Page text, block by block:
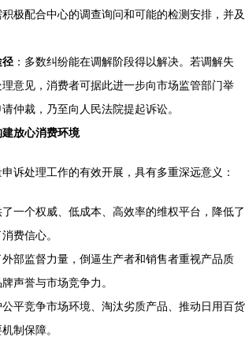
积极配合中心的调查询问和可能的检测安排，并及
径 ：多数纠纷能在调解阶段得以解决。若调解失
意见，消费者可据此进一步向市场监管部门举
仲裁，乃至向人民法院提起诉讼。
放心消费环境
诉处理工作的有效开展，具有多重深远意义：
了一个权威、低成本、高效率的维权平台，降低了
费信心。
外部监督力量，倒逼生产者和销售者重视产品质
声誉与市场竞争力。
公平竞争市场环境、淘汰劣质产品、推动日用百货
制保障。